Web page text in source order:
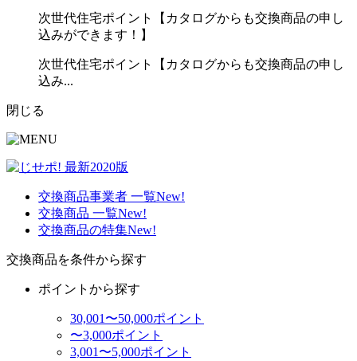
次世代住宅ポイント【カタログからも交換商品の申し
込みができます！】
次世代住宅ポイント【カタログからも交換商品の申し
込み...
閉じる
交換商品事業者 一覧New!
交換商品 一覧New!
交換商品の特集New!
交換商品を条件から探す
ポイントから探す
30,001〜50,000ポイント
〜3,000ポイント
3,001〜5,000ポイント